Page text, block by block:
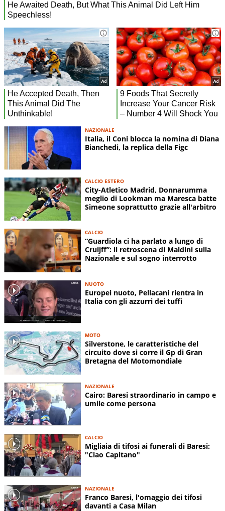
NAZIONALE
Italia, il Coni blocca la nomina di Diana
Bianchedi, la replica della Figc
CALCIO ESTERO
City-Atletico Madrid, Donnarumma
meglio di Lookman ma Maresca batte
Simeone soprattutto grazie all'arbitro
CALCIO
“Guardiola ci ha parlato a lungo di
Cruijff”: il retroscena di Maldini sulla
Nazionale e sul sogno interrotto
NUOTO
Europei nuoto, Pellacani rientra in
Italia con gli azzurri dei tuffi
MOTO
Silverstone, le caratteristiche del
circuito dove si corre il Gp di Gran
Bretagna del Motomondiale
NAZIONALE
Cairo: Baresi straordinario in campo e
umile come persona
CALCIO
Migliaia di tifosi ai funerali di Baresi:
"Ciao Capitano"
NAZIONALE
Franco Baresi, l'omaggio dei tifosi
davanti a Casa Milan